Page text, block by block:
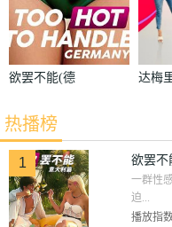
欲罢不能(德
达梅
热播榜
1 欲罢不
一群性
迫...
播放指